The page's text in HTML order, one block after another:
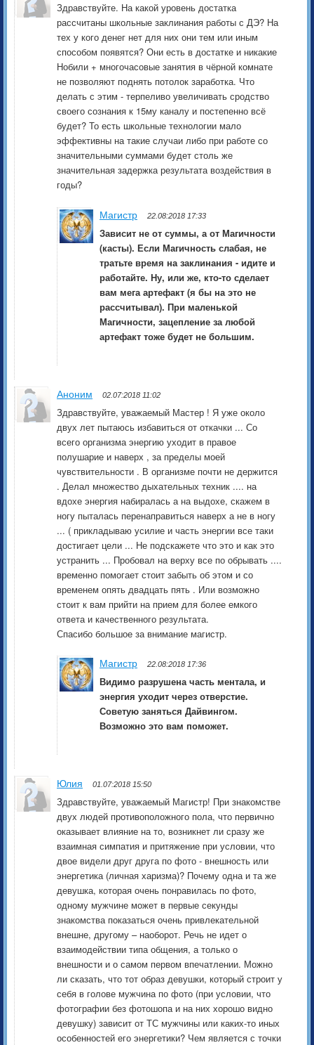
Здравствуйте. На какой уровень достатка
рассчитаны школьные заклинания работы с ДЭ? На
тех у кого денег нет для них они тем или иным
способом появятся? Они есть в достатке и никакие
Нобили + многочасовые занятия в чёрной комнате
не позволяют поднять потолок заработка. Что
делать с этим - терпеливо увеличивать сродство
своего сознания к 15му каналу и постепенно всё
будет? То есть школьные технологии мало
эффективны на такие случаи либо при работе со
значительными суммами будет столь же
значительная задержка результата воздействия в
годы?
Магистр 22.08:2018 17:33
Зависит не от суммы, а от Магичности
(касты). Если Магичность слабая, не
тратьте время на заклинания - идите и
работайте. Ну, или же, кто-то сделает
вам мега артефакт (я бы на это не
рассчитывал). При маленькой
Магичности, зацепление за любой
артефакт тоже будет не большим.
Аноним 02.07:2018 11:02
Здравствуйте, уважаемый Мастер ! Я уже около
двух лет пытаюсь избавиться от откачки ... Со
всего организма энергию уходит в правое
полушарие и наверх , за пределы моей
чувствительности . В организме почти не держится
. Делал множество дыхательных техник .... на
вдохе энергия набиралась а на выдохе, скажем в
ногу пыталась перенаправиться наверх а не в ногу
... ( прикладываю усилие и часть энергии все таки
достигает цели ... Не подскажете что это и как это
устранить ... Пробовал на верху все по обрывать ....
временно помогает стоит забыть об этом и со
временем опять двадцать пять . Или возможно
стоит к вам прийти на прием для более емкого
ответа и качественного результата.
Спасибо большое за внимание магистр.
Магистр 22.08:2018 17:36
Видимо разрушена часть ментала, и
энергия уходит через отверстие.
Советую заняться Дайвингом.
Возможно это вам поможет.
Юлия 01.07:2018 15:50
Здравствуйте, уважаемый Магистр! При знакомстве
двух людей противоположного пола, что первично
оказывает влияние на то, возникнет ли сразу же
взаимная симпатия и притяжение при условии, что
двое видели друг друга по фото - внешность или
энергетика (личная харизма)? Почему одна и та же
девушка, которая очень понравилась по фото,
одному мужчине может в первые секунды
знакомства показаться очень привлекательной
внешне, другому – наоборот. Речь не идет о
взаимодействии типа общения, а только о
внешности и о самом первом впечатлении. Можно
ли сказать, что тот образ девушки, который строит у
себя в голове мужчина по фото (при условии, что
фотографии без фотошопа и на них хорошо видно
девушку) зависит от ТС мужчины или каких-то иных
особенностей его энергетики? Чем является с точки